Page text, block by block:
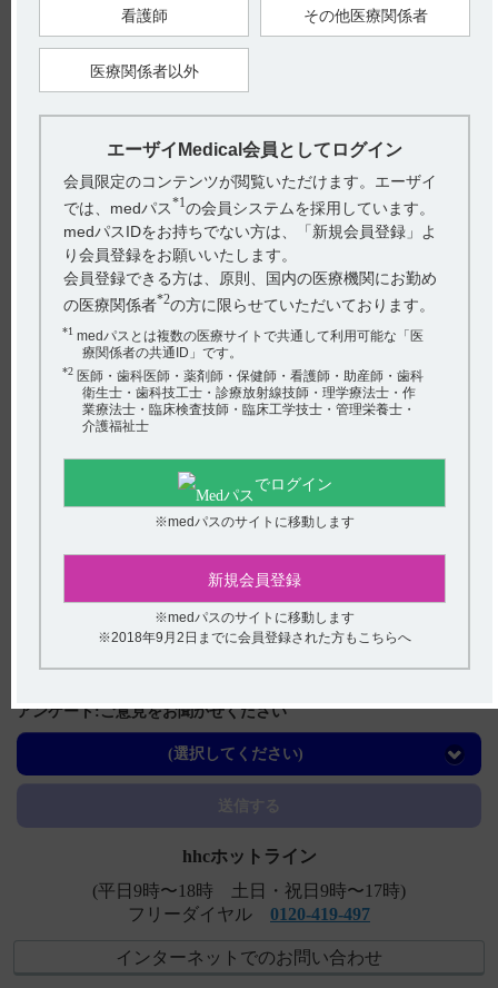
16．1．2 反復投与
健康成人男子5名にフルニトラゼパム2mgを1日1回7日間反復経
1）サイレース錠1mg・錠2mg電子添文 2023年4月改訂（第1
版） 16．薬物動態 16．1血中濃度
2）社内資料：サイレース錠の製剤間生物学的同等性試験成績
［SIL-0563］
3）深沢英雄ら：臨床薬理, 1978；9（3）：251-265 ［SIL-
0070］
【更新年月】
2025年2月
戻る
【サイレース・注射】 半減期・Cmaxなど、血中濃度の推
移を教えてください。
【サイレース】 妊婦への投与について教えてください。
【サイレース・注射】 用法及び用量や投与時の注意事項
アンケート:ご意見をお聞かせください
(選択してください)
看護師 その他医療関係者
医療関係者以外
エーザイMedical会員としてログイン
会員限定のコンテンツが閲覧いただけます。エーザイ
では、medパス*1の会員システムを採用しています。
medパスIDをお持ちでない方は、「新規会員登録」よ
り会員登録をお願いいたします。
会員登録できる方は、原則、国内の医療機関にお勤め
の医療関係者*2の方に限らせていただいております。
*1 medパスとは複数の医療サイトで共通して利用可能な「医
療関係者の共通ID」です。
*2 医師・歯科医師・薬剤師・保健師・看護師・助産師・歯科
衛生士・歯科技工士・診療放射線技師・理学療法士・作
業療法士・臨床検査技師・臨床工学技士・管理栄養士・
介護福祉士
でログイン
※medパスのサイトに移動します
新規会員登録
※medパスのサイトに移動します
※2018年9月2日までに会員登録された方もこちらへ
hhcホットライン
(平日9時〜18時 土日・祝日9時〜17時)
フリーダイヤル 0120-419-497
インターネットでのお問い合わせ